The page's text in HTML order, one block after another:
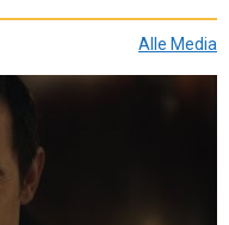
Alle Media